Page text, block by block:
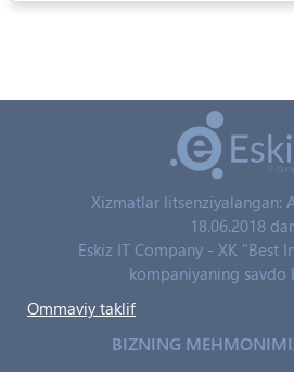
Xizmatlar litsenziyalangan:
18.06.2018
Eskiz IT Company - XK "Best
kompaniyaning savdo
Ommaviy taklif
BIZNING